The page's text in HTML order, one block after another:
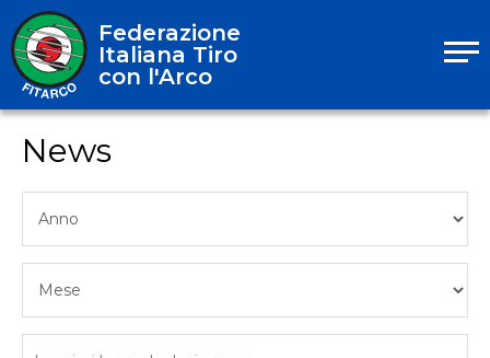
Federazione
Italiana Tiro
con l'Arco
News